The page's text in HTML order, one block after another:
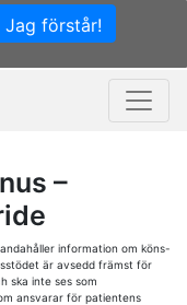
Jag förstår!
–
information om köns-
är avsedd främst för
ska inte ses som
ansvarar för patientens